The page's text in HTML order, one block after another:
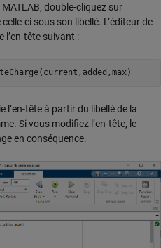
double-cliquez sur
ci sous son libellé. L’éditeur de
l’en-tête suivant :
l’en-tête à partir du libellé de la
Si vous modifiez l’en-tête, le
en conséquence.